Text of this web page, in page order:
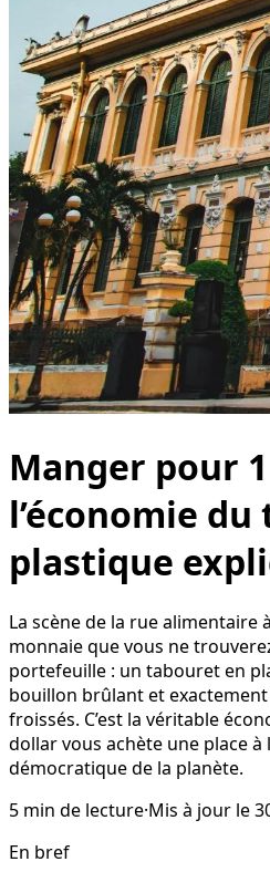
Manger pour
l’économie
plastique
La scène de la rue alimentaire
monnaie que vous ne
portefeuille : un tabouret en
bouillon brûlant et exactement
froissés. C’est la véritable
dollar vous achète une place
démocratique de la planète.
5 min de lecture·Mis à jour le
En bref